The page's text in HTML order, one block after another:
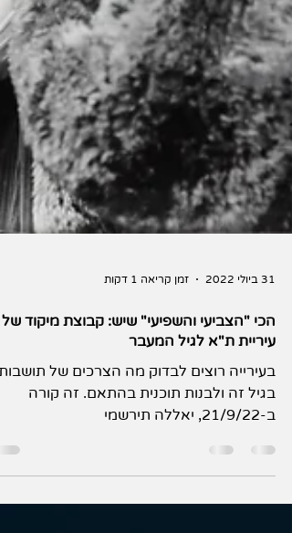
31 ביולי 2022 זמן קריאה 1 דקות
הכי "הצביעי והשפיעי" שיש: קבוצת מיקוד של
בעירייה רוצים לבדוק מה הצרכים של
בגיל זה ולבנות תוכנית בהתאם. זה קורה
ב-21/9/22, יאללה תירשמי